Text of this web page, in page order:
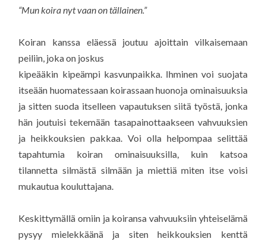
“Mun koira nyt vaan on tällainen.”
Koiran kanssa eläessä joutuu ajoittain vilkaisemaan
peiliin, joka on joskus
kipeääkin kipeämpi kasvunpaikka. Ihminen voi suojata
itseään huomatessaan koirassaan huonoja ominaisuuksia
ja sitten suoda itselleen vapautuksen siitä työstä, jonka
hän joutuisi tekemään tasapainottaakseen vahvuuksien
ja heikkouksien pakkaa. Voi olla helpompaa selittää
tapahtumia koiran ominaisuuksilla, kuin katsoa
tilannetta silmästä silmään ja miettiä miten itse voisi
mukautua kouluttajana.
Keskittymällä omiin ja koiransa vahvuuksiin yhteiselämä
pysyy mielekkäänä ja siten heikkouksien kenttä